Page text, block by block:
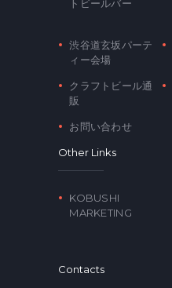
トビールバー
渋谷道玄坂パーテ
ィー会場
クラフトビール通
販
お問い合わせ
Other Links
KOBUSHI
MARKETING
Contacts